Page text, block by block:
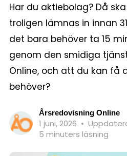
Har du aktiebolag? Då
troligen lämnas in innan
det bara behöver ta 15
genom den smidiga
Online, och att du kan få
behöver?
Årsredovisning Online
1 juni, 2026 •
5 minuters läsning